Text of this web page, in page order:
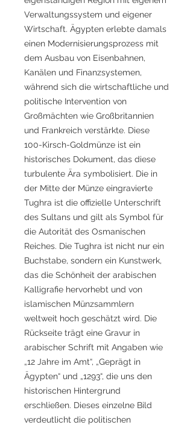
Verwaltungssystem und eigener
Wirtschaft. Ägypten erlebte damals
einen Modernisierungsprozess mit
dem Ausbau von Eisenbahnen,
Kanälen und Finanzsystemen,
während sich die wirtschaftliche und
politische Intervention von
Großmächten wie Großbritannien
und Frankreich verstärkte. Diese
100-Kirsch-Goldmünze ist ein
historisches Dokument, das diese
turbulente Ära symbolisiert. Die in
der Mitte der Münze eingravierte
Tughra ist die offizielle Unterschrift
des Sultans und gilt als Symbol für
die Autorität des Osmanischen
Reiches. Die Tughra ist nicht nur ein
Buchstabe, sondern ein Kunstwerk,
das die Schönheit der arabischen
Kalligrafie hervorhebt und von
islamischen Münzsammlern
weltweit hoch geschätzt wird. Die
Rückseite trägt eine Gravur in
arabischer Schrift mit Angaben wie
„12 Jahre im Amt“, „Geprägt in
Ägypten“ und „1293“, die uns den
historischen Hintergrund
erschließen. Dieses einzelne Bild
verdeutlicht die politischen